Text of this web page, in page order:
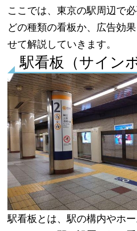
ここでは、東京の駅周辺で
どの種類の看板か、広告効
せて解説していきます。
駅看板（サイン
駅看板とは、駅の構内やホ